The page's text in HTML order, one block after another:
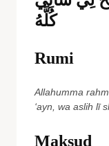
كُلَّهُ
Rumi
Allahumma
‘ayn, wa aslih lī
Maksud